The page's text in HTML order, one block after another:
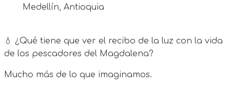
Medellín, Antioquia
💧 ¿Qué tiene que ver el recibo de la luz con la vida
de los pescadores del Magdalena?
Mucho más de lo que imaginamos.